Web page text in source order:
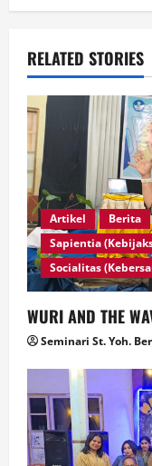
RELATED STORIES
Artikel Berita
Sapientia
Socialitas
WURI AND THE
Seminari St. Yoh.